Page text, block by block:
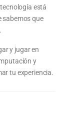
está
sabemos que
y jugar en
y
tu experiencia.